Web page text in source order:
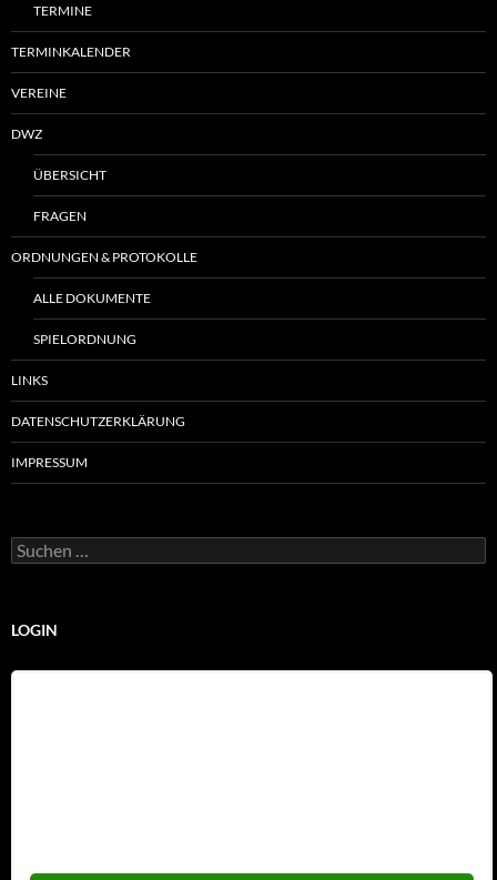
TERMINE
TERMINKALENDER
VEREINE
DWZ
ÜBERSICHT
FRAGEN
ORDNUNGEN & PROTOKOLLE
ALLE DOKUMENTE
SPIELORDNUNG
LINKS
DATENSCHUTZERKLÄRUNG
IMPRESSUM
Suchen
nach:
LOGIN